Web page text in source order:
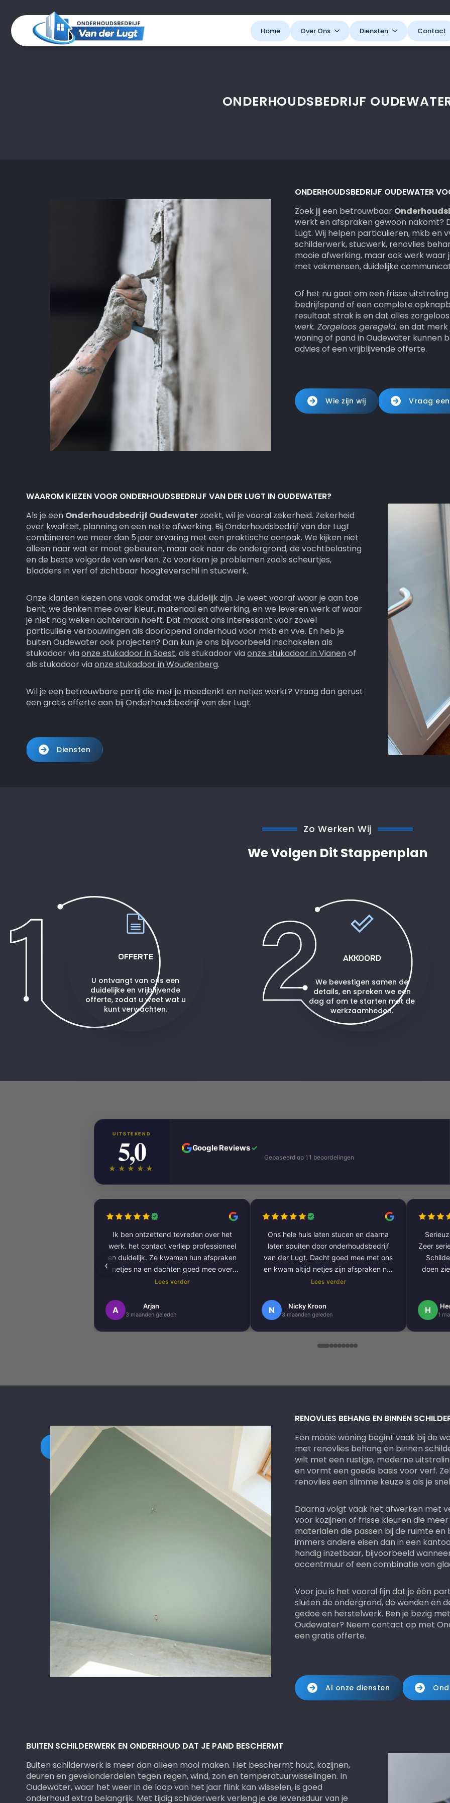
Home Over Ons Diensten Contact
ONDERHOUDSBEDRIJF
ONDERHOUDSBEDRIJF OUDEWATER
Zoek jij een betrouwbaar
werkt en afspraken gewoon nakomt?
Lugt. Wij helpen particulieren, mkb en
schilderwerk, stucwerk, renovlies
mooie afwerking, maar ook werk
met vakmensen, duidelijke
Of het nu gaat om een frisse
bedrijfspand of een complete
resultaat strak is en dat alles
werk. Zorgeloos geregeld. en dat merk
woning of pand in Oudewater kunnen
advies of een vrijblijvende offerte.
Wie zijn wij Vraag
WAAROM KIEZEN VOOR ONDERHOUDSBEDRIJF VAN DER LUGT IN OUDEWATER?
Als je een Onderhoudsbedrijf Oudewater zoekt, wil je vooral zekerheid. Zekerheid
over kwaliteit, planning en een nette afwerking. Bij Onderhoudsbedrijf van der Lugt
combineren we meer dan 5 jaar ervaring met een praktische aanpak. We kijken niet
alleen naar wat er moet gebeuren, maar ook naar de ondergrond, de vochtbelasting
en de beste volgorde van werken. Zo voorkom je problemen zoals scheurtjes,
bladders in verf of zichtbaar hoogteverschil in stucwerk.
Onze klanten kiezen ons vaak omdat we duidelijk zijn. Je weet vooraf waar je aan toe
bent, we denken mee over kleur, materiaal en afwerking, en we leveren werk af waar
je niet nog weken achteraan hoeft. Dat maakt ons interessant voor zowel
particuliere verbouwingen als doorlopend onderhoud voor mkb en vve. En heb je
buiten Oudewater ook projecten? Dan kun je ons bijvoorbeeld inschakelen als
stukadoor via onze stukadoor in Soest, als stukadoor via onze stukadoor in Vianen of
als stukadoor via onze stukadoor in Woudenberg.
Wil je een betrouwbare partij die met je meedenkt en netjes werkt? Vraag dan gerust
een gratis offerte aan bij Onderhoudsbedrijf van der Lugt.
Diensten
Zo Werken Wij
We Volgen Dit Stappenplan
OFFERTE
U ontvangt van ons een
duidelijke en vrijblijvende
offerte, zodat u weet wat u
kunt verwachten.
AKKOORD
We bevestigen samen de
details, en spreken we een
dag af om te starten met de
werkzaamheden.
UITSTEKEND
5,0
★★★★★
Google Reviews✓
Gebaseerd op 11 beoordelingen
Ik ben ontzettend tevreden over het
werk. het contact verliep professioneel
en duidelijk. Ze kwamen hun afspraken
netjes na en dachten goed mee over
kleurkeuze en afwerking.
Het schilderwerk zelf is van hoge
kwaliteit uitgevoerd. Alles is strak
Lees verder
A Arjan
3 maanden geleden
Ons hele huis laten stucen en daarna
laten spuiten door onderhoudsbedrijf
van der Lugt. Dacht goed mee met ons
en kwam altijd netjes zijn afspraken na.
De volgende klus hebben we al gepland
Nogmaals bedankt.
Lees verder
N Nicky Kroon
3 maanden geleden
Zeer
doen
H 1
‹
RENOVLIES BEHANG EN BINNEN
Een mooie woning begint vaak bij de
met renovlies behang en binnen
wilt met een rustige, moderne
en vormt een goede basis voor verf.
renovlies een slimme keuze is als je
Daarna volgt vaak het afwerken met
voor kozijnen of frisse kleuren die
materialen die passen bij de ruimte en
immers andere eisen dan in een
handig inzetbaar, bijvoorbeeld
accentmuur of een combinatie van
Voor jou is het vooral fijn dat je één
sluiten de ondergrond, de wanden en
gedoe en herstelwerk. Ben je bezig
Oudewater? Neem contact op met
een gratis offerte.
Al onze diensten
Stukadoor Utrecht
BUITEN SCHILDERWERK EN ONDERHOUD DAT JE PAND BESCHERMT
Buiten schilderwerk is meer dan alleen mooi maken. Het beschermt hout, kozijnen,
deuren en gevelonderdelen tegen regen, wind, zon en temperatuurwisselingen. In
Oudewater, waar het weer in de loop van het jaar flink kan wisselen, is goed
onderhoud extra belangrijk. Met tijdig schilderwerk verleng je de levensduur van je